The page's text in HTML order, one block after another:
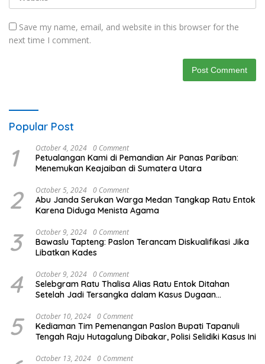
Save my name, email, and website in this browser for the
next time I comment.
Popular Post
1 October 4, 2024 0 Comment
Petualangan Kami di Pemandian Air Panas Pariban:
Menemukan Keajaiban di Sumatera Utara
2 October 5, 2024 0 Comment
Abu Janda Serukan Warga Medan Tangkap Ratu Entok
Karena Diduga Menista Agama
3 October 9, 2024 0 Comment
Bawaslu Tapteng: Paslon Terancam Diskualifikasi Jika
Libatkan Kades
4 October 9, 2024 0 Comment
Selebgram Ratu Thalisa Alias Ratu Entok Ditahan
Setelah Jadi Tersangka dalam Kasus Dugaan
5 October 10, 2024 0 Comment
Kediaman Tim Pemenangan Paslon Bupati Tapanuli
Tengah Raju Hutagalung Dibakar, Polisi Selidiki Kasus Ini
October 13, 2024 0 Comment